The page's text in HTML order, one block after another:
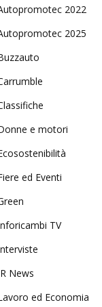
2022
2025
e motori
ed Eventi
TV
News
ed Economia